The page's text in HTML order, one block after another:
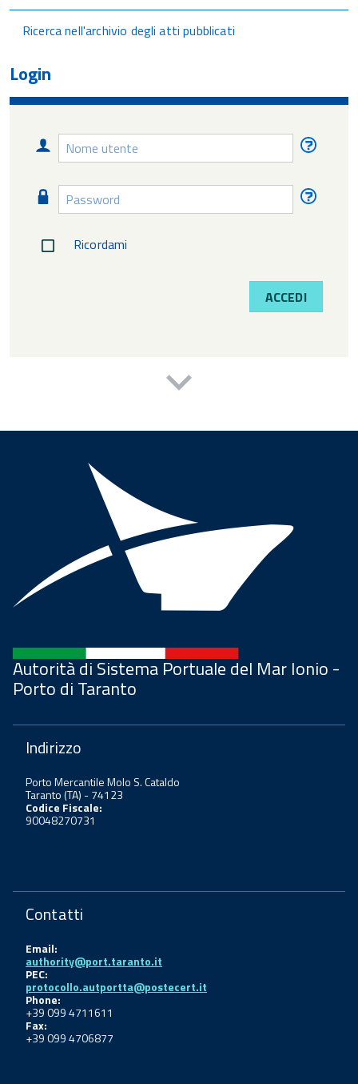
Ricerca nell'archivio degli atti pubblicati
Login
Nome
utente
Password
Ricordami
ACCEDI
Autorità di Sistema Portuale del Mar Ionio -
Porto di Taranto
Indirizzo
Porto Mercantile Molo S. Cataldo
Taranto (TA) - 74123
Codice Fiscale:
90048270731
Contatti
Email:
authority@port.taranto.it
PEC:
protocollo.autportta@postecert.it
Phone:
+39 099 4711611
Fax:
+39 099 4706877